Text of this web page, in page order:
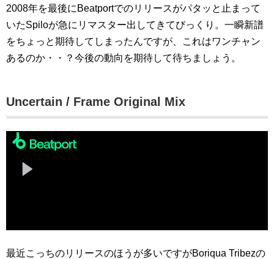
2008年を最後にBeatportでのリリースがパタッと止まって
いたSpiloが急にリマスター出してきてびっくり。一瞬新譜
をちょっと期待してしまったんですが、これはワンチャン
あるのか・・？今後の動向を期待して待ちましょう。
Uncertain / Frame Original Mix
最近こっちのリリースのほうが多いですがBoriqua Tribezの